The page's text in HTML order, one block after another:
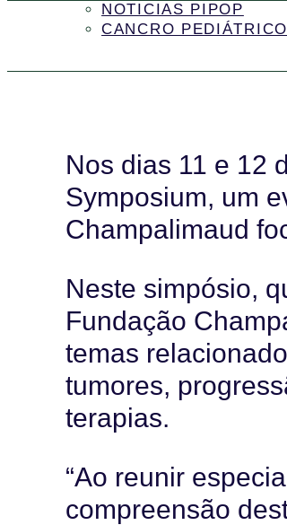
NOTICIAS PIPOP
CANCRO PEDIÁTRICO
Nos dias 11 e 12
Symposium, um
Champalimaud
Neste simpósio,
Fundação
temas
tumores,
terapias.
“Ao reunir
compreensão